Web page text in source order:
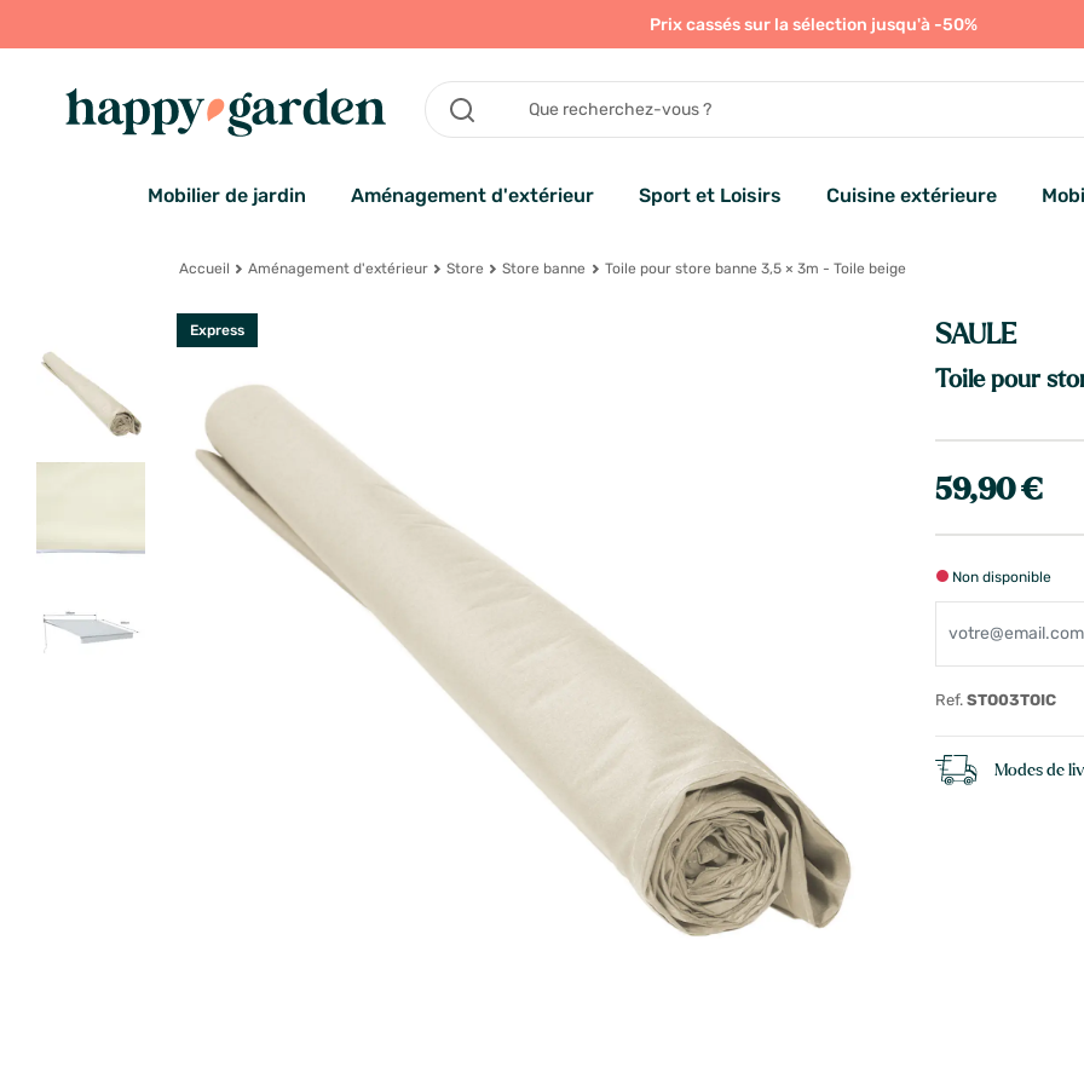
Prix cassés sur la sélection jusqu'à -50%
Mobilier de jardin Aménagement d'extérieur Sport et Loisirs Cuisine extérieure
Accueil Aménagement d'extérieur Store Store banne Toile pour store banne 3,5 × 3m - Toile beige
Express SAULE
Toile pour
59,90 €
Non disponible
Ref.STO03TOIC
Modes de